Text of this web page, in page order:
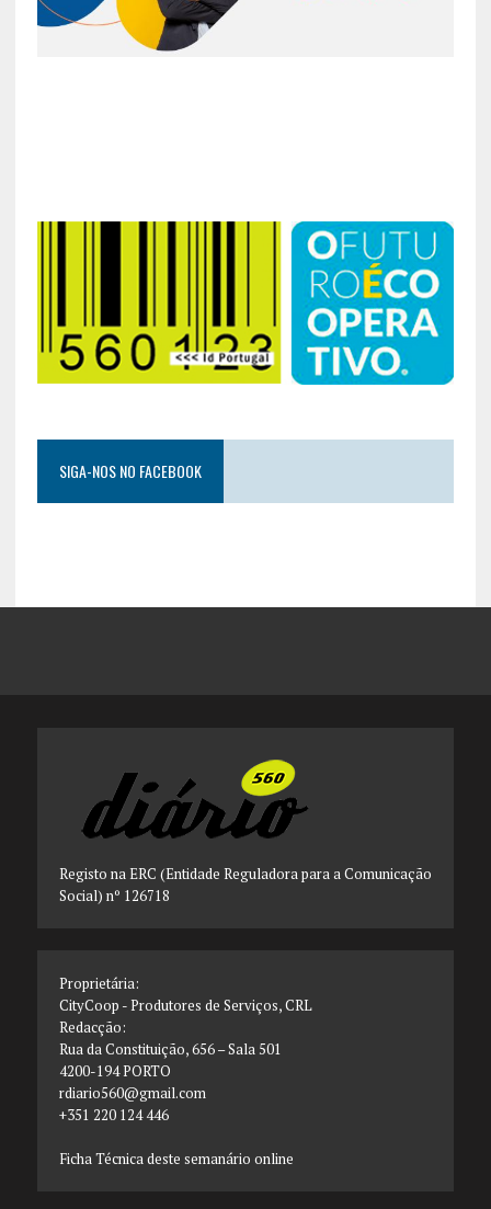
SIGA-NOS NO FACEBOOK
Registo na ERC (Entidade Reguladora para a Comunicação
Social) nº 126718
Proprietária:
CityCoop - Produtores de Serviços, CRL
Redacção:
Rua da Constituição, 656 – Sala 501
4200-194 PORTO
rdiario560@gmail.com
+351 220 124 446
Ficha Técnica deste semanário online